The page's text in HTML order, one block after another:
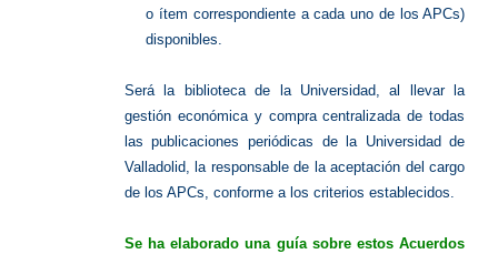
o ítem correspondiente a cada uno de los APCs)
disponibles.
Será la biblioteca de la Universidad, al llevar la
gestión económica y compra centralizada de todas
las publicaciones periódicas de la Universidad de
Valladolid, la responsable de la aceptación del cargo
de los APCs, conforme a los criterios establecidos.
Se ha elaborado una guía sobre estos Acuerdos